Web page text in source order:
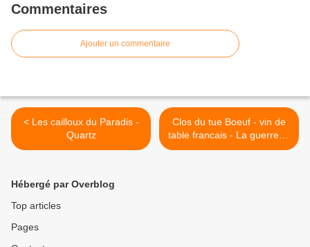
Commentaires
Ajouter un commentaire
< Les cailloux du Paradis -
Quartz
Clos du tue Boeuf - vin de
table francais - La guerrerie
06 >
Hébergé par Overblog
Top articles
Pages